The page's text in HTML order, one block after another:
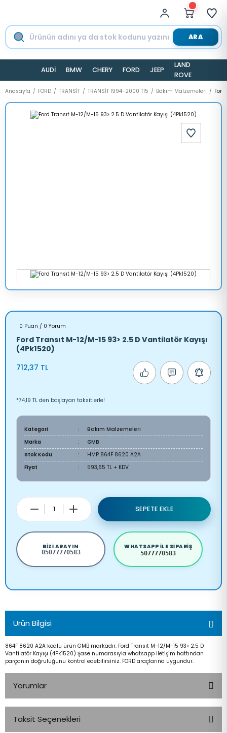
ARA
AUDİ BMW CHERY FORD JEEP
LAND
ROVER
Anasayfa FORD TRANSİT TRANSİT 1994-2000 T15 Bakım Malzemeleri
0 Puan / 0 Yorum
Ford Transıt M-12/M-15 93> 2.5 D Vantilatör Kayışı
(4Pk1520)
712,37 TL
*74,19 TL den başlayan taksitlerle!
Kategori
Bakım Malzemeleri
Marka
GMB
Stok Kodu
HMP 864F 8620 A2A
Fiyat
593,65 TL + KDV
SEPETE EKLE
BIZI ARAYIN
05077770583
WHATSAPP ILE SIPARIŞ
5077770583
Ürün Bilgisi
864F 8620 A2A kodlu ürün GMB markadır. Ford Transıt M-12/M-15 93> 2.5 D
Vantilatör Kayışı (4Pk1520) Şase numarasıyla whatsapp iletişim hattından
parçanın doğruluğunu kontrol edebilirsiniz. FORD araçlarına uygundur.
Yorumlar
Taksit Seçenekleri